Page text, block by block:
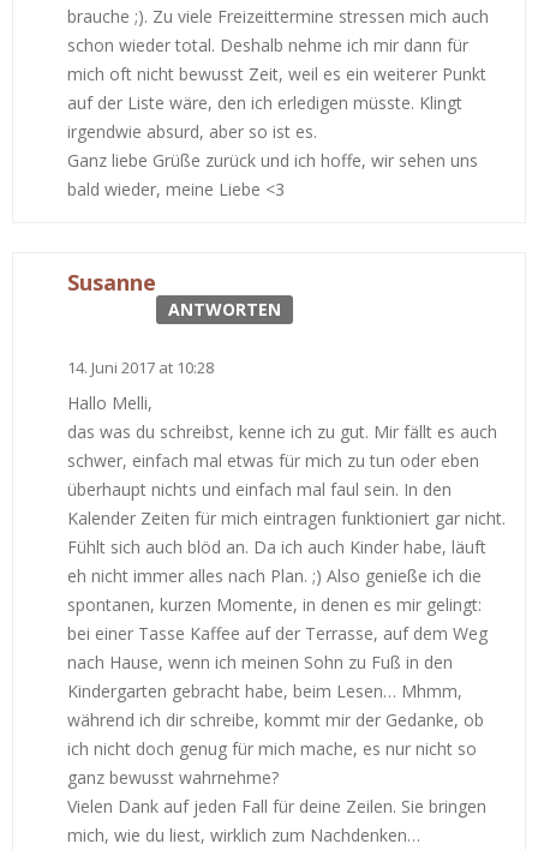
brauche ;). Zu viele Freizeittermine stressen mich auch
schon wieder total. Deshalb nehme ich mir dann für
mich oft nicht bewusst Zeit, weil es ein weiterer Punkt
auf der Liste wäre, den ich erledigen müsste. Klingt
irgendwie absurd, aber so ist es.
Ganz liebe Grüße zurück und ich hoffe, wir sehen uns
bald wieder, meine Liebe <3
Susanne
ANTWORTEN
14. Juni 2017 at 10:28
Hallo Melli,
das was du schreibst, kenne ich zu gut. Mir fällt es auch
schwer, einfach mal etwas für mich zu tun oder eben
überhaupt nichts und einfach mal faul sein. In den
Kalender Zeiten für mich eintragen funktioniert gar nicht.
Fühlt sich auch blöd an. Da ich auch Kinder habe, läuft
eh nicht immer alles nach Plan. ;) Also genieße ich die
spontanen, kurzen Momente, in denen es mir gelingt:
bei einer Tasse Kaffee auf der Terrasse, auf dem Weg
nach Hause, wenn ich meinen Sohn zu Fuß in den
Kindergarten gebracht habe, beim Lesen… Mhmm,
während ich dir schreibe, kommt mir der Gedanke, ob
ich nicht doch genug für mich mache, es nur nicht so
ganz bewusst wahrnehme?
Vielen Dank auf jeden Fall für deine Zeilen. Sie bringen
mich, wie du liest, wirklich zum Nachdenken…